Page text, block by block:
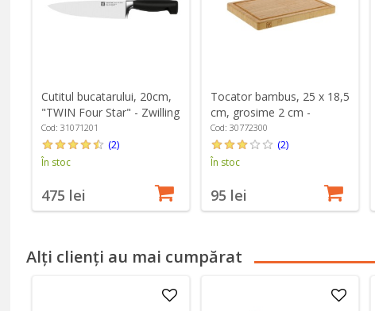
Cutitul bucatarului, 20cm,
"TWIN Four Star" - Zwilling
Cod: 31071201
(2)
În stoc
475 lei
Tocator bambus, 25 x 18,5
cm, grosime 2 cm -
Zwilling
Cod: 30772300
(2)
În stoc
95 lei
Alți clienți au mai cumpărat